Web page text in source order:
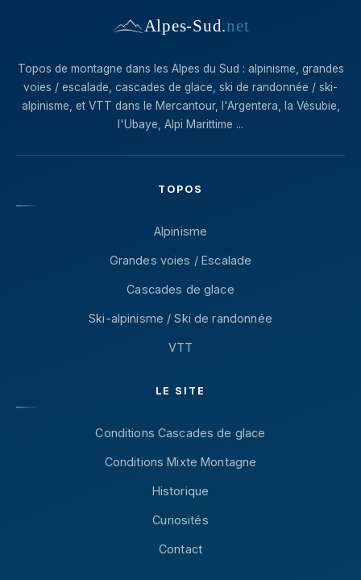
Alpes-Sud.net
Topos de montagne dans les Alpes du Sud : alpinisme, grandes
voies / escalade, cascades de glace, ski de randonnée / ski-
alpinisme, et VTT dans le Mercantour, l'Argentera, la Vésubie,
l'Ubaye, Alpi Marittime ...
TOPOS
Alpinisme
Grandes voies / Escalade
Cascades de glace
Ski-alpinisme / Ski de randonnée
VTT
LE SITE
Conditions Cascades de glace
Conditions Mixte Montagne
Historique
Curiosités
Contact